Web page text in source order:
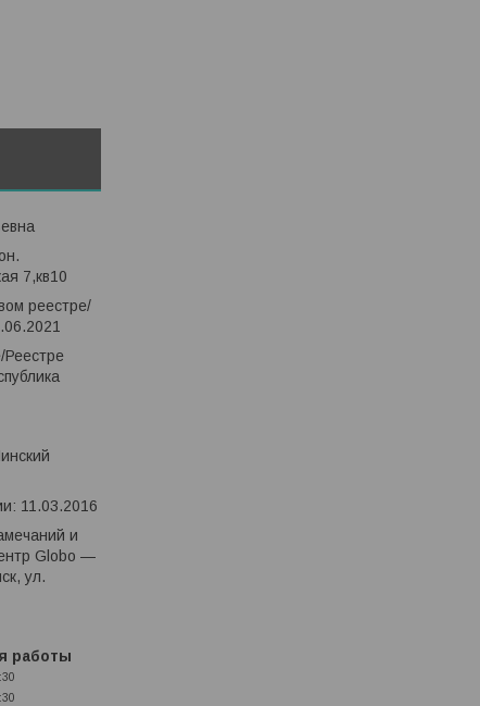
7,кв10
реестре/
Реестре
11.03.2016
и
Globo —
ул.
работы